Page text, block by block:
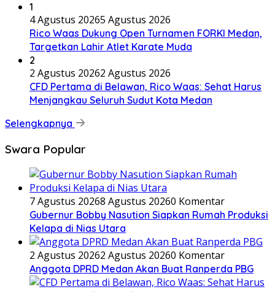
1
4 Agustus 20265 Agustus 2026
Rico Waas Dukung Open Turnamen FORKI Medan,
Targetkan Lahir Atlet Karate Muda
2
2 Agustus 20262 Agustus 2026
CFD Pertama di Belawan, Rico Waas: Sehat Harus
Menjangkau Seluruh Sudut Kota Medan
Selengkapnya
Swara Popular
7 Agustus 20268 Agustus 20260 Komentar
Gubernur Bobby Nasution Siapkan Rumah Produksi
Kelapa di Nias Utara
2 Agustus 20262 Agustus 20260 Komentar
Anggota DPRD Medan Akan Buat Ranperda PBG